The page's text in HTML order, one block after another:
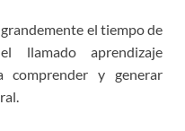
el tiempo de
llamado aprendizaje
comprender y generar